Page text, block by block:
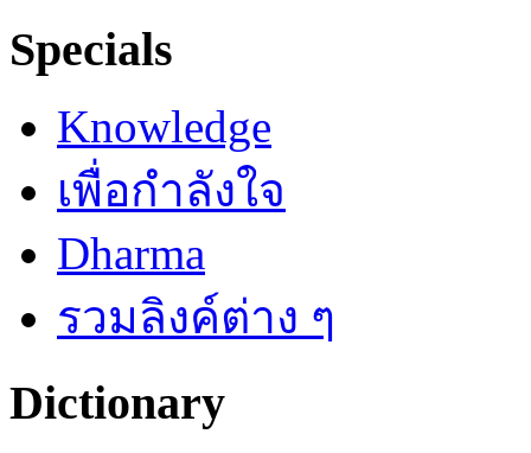
Specials
Knowledge
เพื่อกำลังใจ
Dharma
รวมลิงค์ต่าง ๆ
Dictionary